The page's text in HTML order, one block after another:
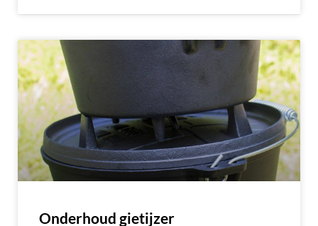
Onderhoud gietijzer